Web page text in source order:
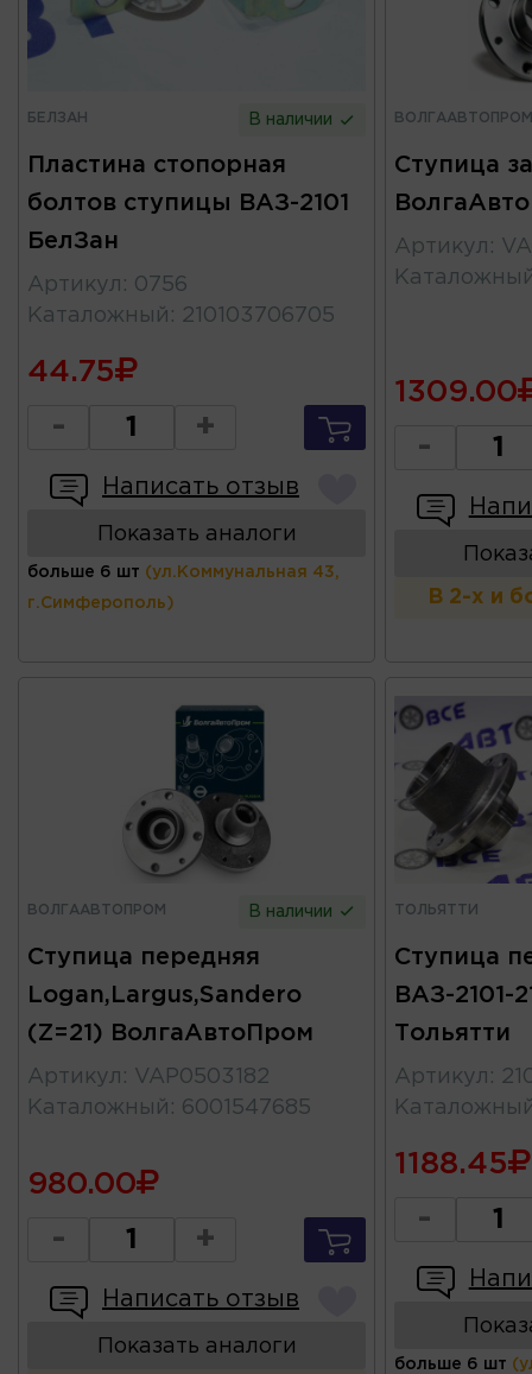
БЕЛЗАН В наличии
Пластина стопорная
болтов ступицы ВАЗ-2101
БелЗан
Артикул : 0756
Каталожный : 210103706705
44.75
- +
Написать отзыв
Показать аналоги
больше 6 шт (ул.Коммунальная 43,
г.Симферополь)
ВОЛГААВТОПРОМ
Ступица
Артикул :
1309.00
-
В 2-х и
ВОЛГААВТОПРОМ В наличии
Ступица передняя
Logan,Largus,Sandero
(Z=21) ВолгаАвтоПром
Артикул : VAP0503182
Каталожный : 6001547685
980.00
- +
Написать отзыв
Показать аналоги
ТОЛЬЯТТИ
Ступица
ВАЗ-2101-
Тольятти
Артикул :
1188.45
-
больше 6 шт